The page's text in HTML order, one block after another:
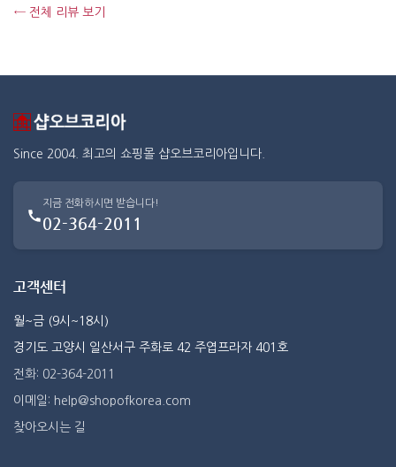
← 전체 리뷰 보기
Since 2004. 최고의 쇼핑몰 샵오브코리아입니다.
지금 전화하시면 받습니다!
02-364-2011
고객센터
월~금 (9시~18시)
경기도 고양시 일산서구 주화로 42 주엽프라자 401호
전화: 02-364-2011
이메일: help@shopofkorea.com
찾아오시는 길